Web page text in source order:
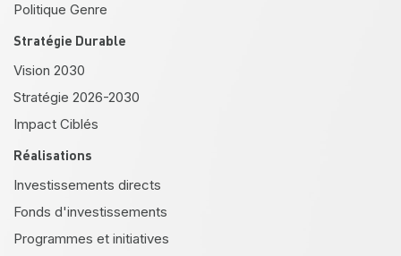
Politique Genre
Stratégie Durable
Vision 2030
Stratégie 2026-2030
Impact Ciblés
Réalisations
Investissements directs
Fonds d'investissements
Programmes et initiatives